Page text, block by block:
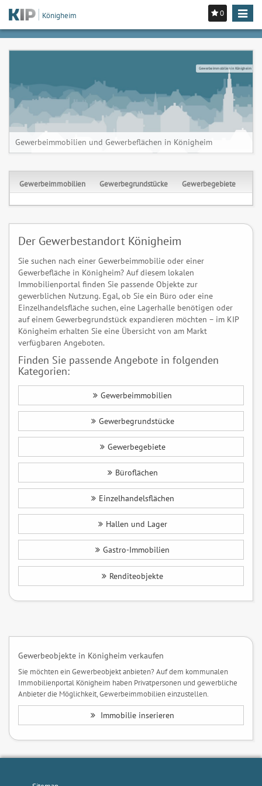
0
Toggle
Königheim
Gewerbeimmobilien in Königheim
Gewerbeimmobilien und Gewerbeflächen in Königheim
Gewerbeimmobilien Gewerbegrundstücke Gewerbegebiete
Der Gewerbestandort Königheim
Sie suchen nach einer Gewerbeimmobilie oder einer
Gewerbefläche in Königheim? Auf diesem lokalen
Immobilienportal finden Sie passende Objekte zur
gewerblichen Nutzung. Egal, ob Sie ein Büro oder eine
Einzelhandelsfläche suchen, eine Lagerhalle benötigen oder
auf einem Gewerbegrundstück expandieren möchten – im KIP
Königheim erhalten Sie eine Übersicht von am Markt
verfügbaren Angeboten.
Finden Sie passende Angebote in folgenden
Kategorien:
Gewerbeimmobilien
Gewerbegrundstücke
Gewerbegebiete
Büroflächen
Einzelhandelsflächen
Hallen und Lager
Gastro-Immobilien
Renditeobjekte
Gewerbeobjekte in Königheim verkaufen
Sie möchten ein Gewerbeobjekt anbieten? Auf dem kommunalen
Immobilienportal Königheim haben Privatpersonen und gewerbliche
Anbieter die Möglichkeit, Gewerbeimmobilien einzustellen.
Immobilie inserieren